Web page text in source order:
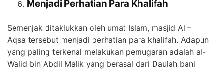
Menjadi Perhatian Para Khalifah
Semenjak ditaklukkan oleh umat Islam, masjid Al –
Aqsa tersebut menjadi perhatian para khalifah. Adapun
yang paling terkenal melakukan pemugaran adalah al-
Walid bin Abdil Malik yang berasal dari Daulah bani